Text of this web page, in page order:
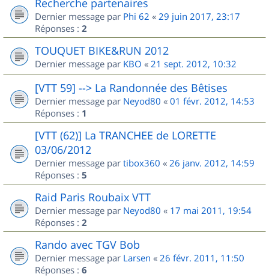
Recherche partenaires
Dernier message par Phi 62 « 29 juin 2017, 23:17
Réponses : 2
TOUQUET BIKE&RUN 2012
Dernier message par KBO « 21 sept. 2012, 10:32
[VTT 59] --> La Randonnée des Bêtises
Dernier message par Neyod80 « 01 févr. 2012, 14:53
Réponses : 1
[VTT (62)] La TRANCHEE de LORETTE
03/06/2012
Dernier message par tibox360 « 26 janv. 2012, 14:59
Réponses : 5
Raid Paris Roubaix VTT
Dernier message par Neyod80 « 17 mai 2011, 19:54
Réponses : 2
Rando avec TGV Bob
Dernier message par Larsen « 26 févr. 2011, 11:50
Réponses : 6